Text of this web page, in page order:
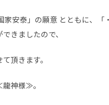
家安泰」の願意 とともに、「
きましたので、
頂きます。
神様≫。